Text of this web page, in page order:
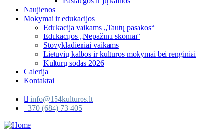
Naujienos
Mokymai ir edukacijos
Edukacija vaikams „Tautų pasakos“
Edukacijos „Nepažinti skoniai“
Stovykladieniai vaikams
Lietuvių kalbos ir kultūros mokymai bei renginiai
Kultūrų sodas 2026
Galerija
Kontaktai
info@154kulturos.lt
+370 (684) 73 405